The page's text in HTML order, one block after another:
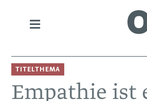
TITELTHEMA
Empathie ist